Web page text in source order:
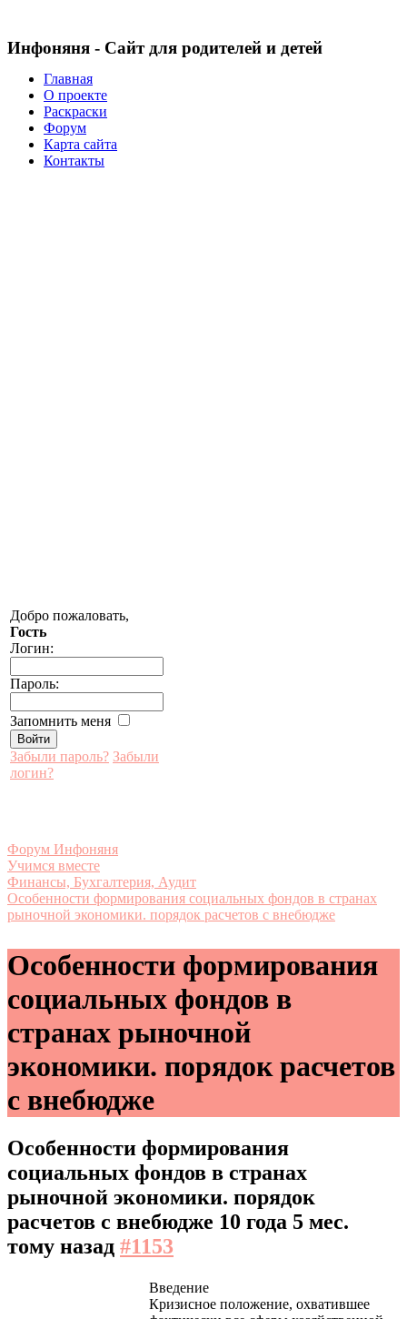
Инфоняня - Сайт для родителей и детей
Главная
О проекте
Раскраски
Форум
Карта сайта
Контакты
Добро пожаловать,
Гость
Логин:
Пароль:
Запомнить меня
Забыли пароль? Забыли
логин?
Форум Инфоняня
Учимся вместе
Финансы, Бухгалтерия, Аудит
Особенности формирования социальных фондов в странах
рыночной экономики. порядок расчетов с внебюдже
Особенности формирования
социальных фондов в
странах рыночной
экономики. порядок расчетов
с внебюдже
Особенности формирования
социальных фондов в странах
рыночной экономики. порядок
расчетов с внебюдже 10 года 5 мес.
тому назад #1153
Введение
Кризисное положение, охватившее